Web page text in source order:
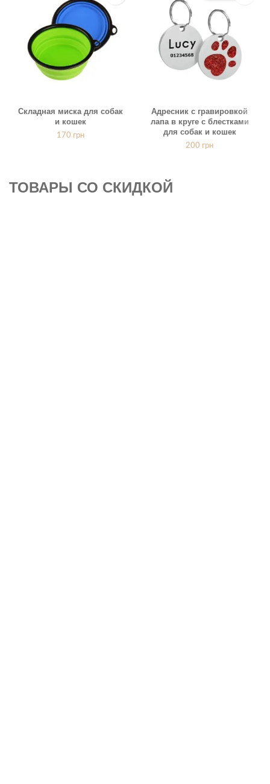
Складная миска для собак
и кошек
170 грн
Адресник с гравировкой
лапа в круге с блестками
для собак и кошек
200 грн
ТОВАРЫ СО СКИДКОЙ